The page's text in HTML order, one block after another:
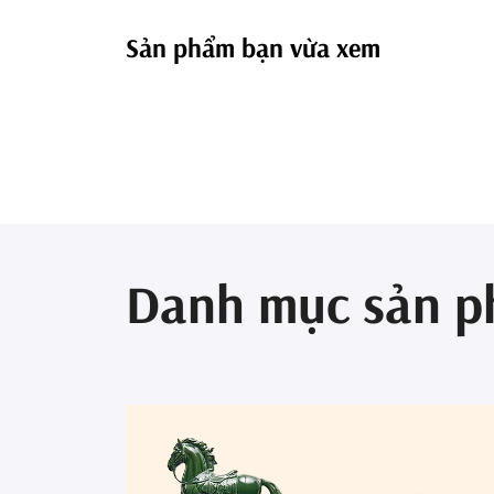
Sản phẩm bạn vừa xem
Danh mục sản